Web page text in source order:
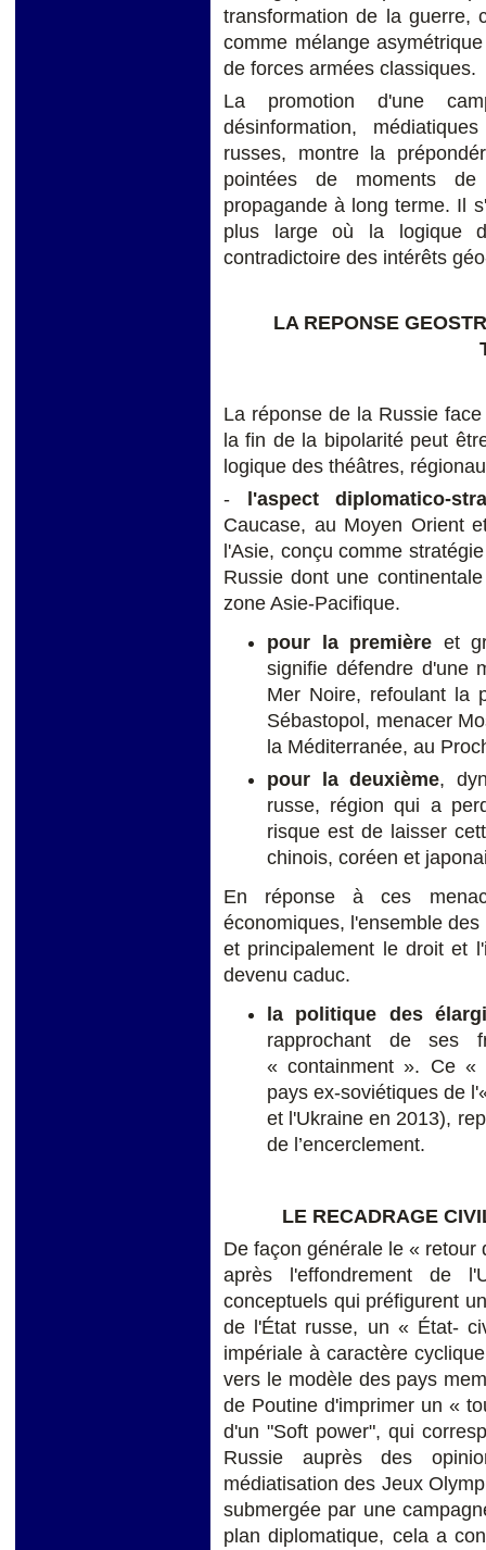
transformation de la guerre,
comme mélange
de forces armées classiques.
La promotion d'une
désinformation,
russes, montre la
pointées de moments
propagande à long terme. Il
plus large où la logique
contradictoire des intérêts
LA REPONSE
La réponse de la Russie
la fin de la bipolarité peut
logique des théâtres,
-
l'aspect diplomatico-
Caucase, au Moyen Orient
l'Asie, conçu comme
Russie dont une
zone Asie-Pacifique.
pour la première et
signifie défendre d'une
Mer Noire, refoulant la
Sébastopol, menacer
la Méditerranée, au
pour la deuxième,
russe, région qui a
risque est de laisser
chinois, coréen et
En réponse à ces
économiques, l'ensemble
et principalement le droit et
devenu caduc.
la politique des
rapprochant de ses
« containment ». Ce «
pays ex-soviétiques de
et l'Ukraine en 2013),
de l’encerclement.
LE RECADRAGE
De façon générale le «
après l'effondrement de
conceptuels qui préfigurent
de l'État russe, un « État-
impériale à caractère
vers le modèle des pays
de Poutine d'imprimer un «
d'un "Soft power", qui
Russie auprès des
médiatisation des Jeux
submergée par une
plan diplomatique, cela a